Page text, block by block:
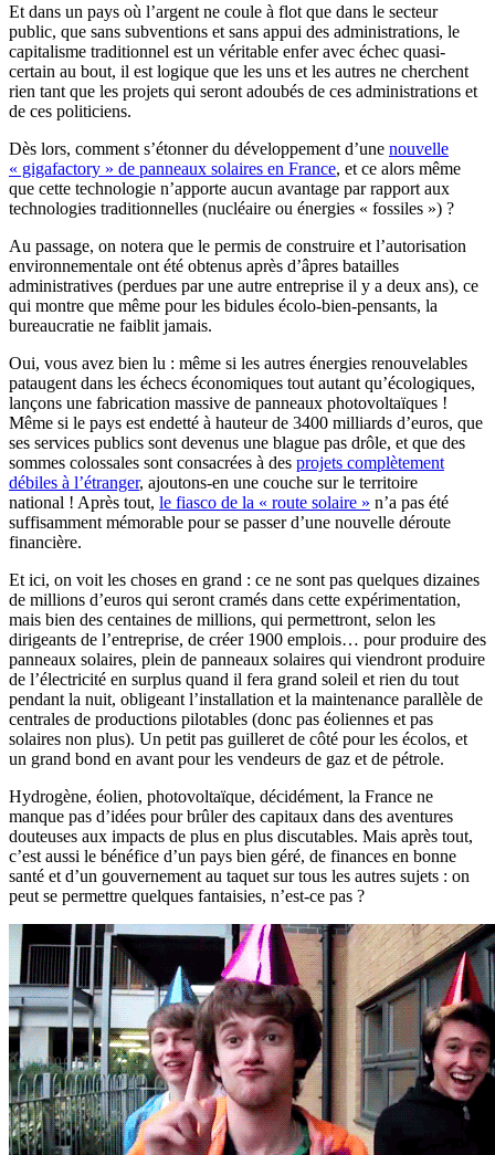
Et dans un pays où l’argent ne coule à flot que dans le secteur
public, que sans subventions et sans appui des administrations, le
capitalisme traditionnel est un véritable enfer avec échec quasi-
certain au bout, il est logique que les uns et les autres ne cherchent
rien tant que les projets qui seront adoubés de ces administrations et
de ces politiciens.
Dès lors, comment s’étonner du développement d’une nouvelle
« gigafactory » de panneaux solaires en France, et ce alors même
que cette technologie n’apporte aucun avantage par rapport aux
technologies traditionnelles (nucléaire ou énergies « fossiles ») ?
Au passage, on notera que le permis de construire et l’autorisation
environnementale ont été obtenus après d’âpres batailles
administratives (perdues par une autre entreprise il y a deux ans), ce
qui montre que même pour les bidules écolo-bien-pensants, la
bureaucratie ne faiblit jamais.
Oui, vous avez bien lu : même si les autres énergies renouvelables
pataugent dans les échecs économiques tout autant qu’écologiques,
lançons une fabrication massive de panneaux photovoltaïques !
Même si le pays est endetté à hauteur de 3400 milliards d’euros, que
ses services publics sont devenus une blague pas drôle, et que des
sommes colossales sont consacrées à des projets complètement
débiles à l’étranger, ajoutons-en une couche sur le territoire
national ! Après tout, le fiasco de la « route solaire » n’a pas été
suffisamment mémorable pour se passer d’une nouvelle déroute
financière.
Et ici, on voit les choses en grand : ce ne sont pas quelques dizaines
de millions d’euros qui seront cramés dans cette expérimentation,
mais bien des centaines de millions, qui permettront, selon les
dirigeants de l’entreprise, de créer 1900 emplois… pour produire des
panneaux solaires, plein de panneaux solaires qui viendront produire
de l’électricité en surplus quand il fera grand soleil et rien du tout
pendant la nuit, obligeant l’installation et la maintenance parallèle de
centrales de productions pilotables (donc pas éoliennes et pas
solaires non plus). Un petit pas guilleret de côté pour les écolos, et
un grand bond en avant pour les vendeurs de gaz et de pétrole.
Hydrogène, éolien, photovoltaïque, décidément, la France ne
manque pas d’idées pour brûler des capitaux dans des aventures
douteuses aux impacts de plus en plus discutables. Mais après tout,
c’est aussi le bénéfice d’un pays bien géré, de finances en bonne
santé et d’un gouvernement au taquet sur tous les autres sujets : on
peut se permettre quelques fantaisies, n’est-ce pas ?